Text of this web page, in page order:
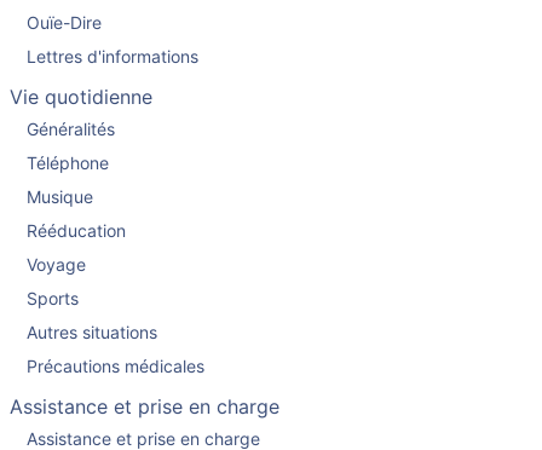
Ouïe-Dire
Lettres d'informations
Vie quotidienne
Généralités
Téléphone
Musique
Rééducation
Voyage
Sports
Autres situations
Précautions médicales
Assistance et prise en charge
Assistance et prise en charge